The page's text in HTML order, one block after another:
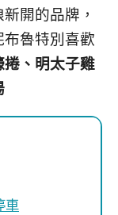
開的品牌，
魯特別喜歡
捲、明太子雞
車